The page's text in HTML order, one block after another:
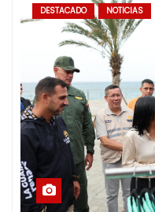
DESTACADO NOTICIAS